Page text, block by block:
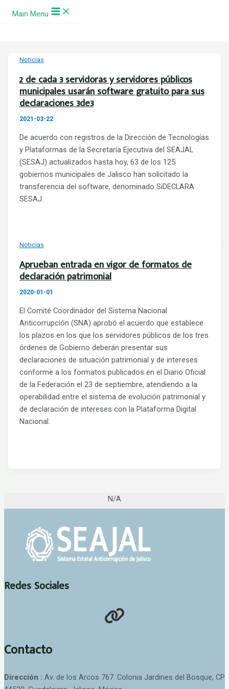
Ir al contenido
Main Menu
Noticias
2 de cada 3 servidoras y servidores públicos
municipales usarán software gratuito para sus
declaraciones 3de3
2021-03-22
De acuerdo con registros de la Dirección de Tecnologías
y Plataformas de la Secretaría Ejecutiva del SEAJAL
(SESAJ) actualizados hasta hoy, 63 de los 125
gobiernos municipales de Jalisco han solicitado la
transferencia del software, denominado SiDECLARA
SESAJ.
Noticias
Aprueban entrada en vigor de formatos de
declaración patrimonial
2020-01-01
El Comité Coordinador del Sistema Nacional
Anticorrupción (SNA) aprobó el acuerdo que establece
los plazos en los que los servidores públicos de los tres
órdenes de Gobierno deberán presentar sus
declaraciones de situación patrimonial y de intereses
conforme a los formatos publicados en el Diario Oficial
de la Federación el 23 de septiembre, atendiendo a la
operabilidad entre el sistema de evolución patrimonial y
de declaración de intereses con la Plataforma Digital
Nacional.
N/A
Redes Sociales
Contacto
Dirección : Av. de los Arcos 767. Colonia Jardines del Bosque, CP